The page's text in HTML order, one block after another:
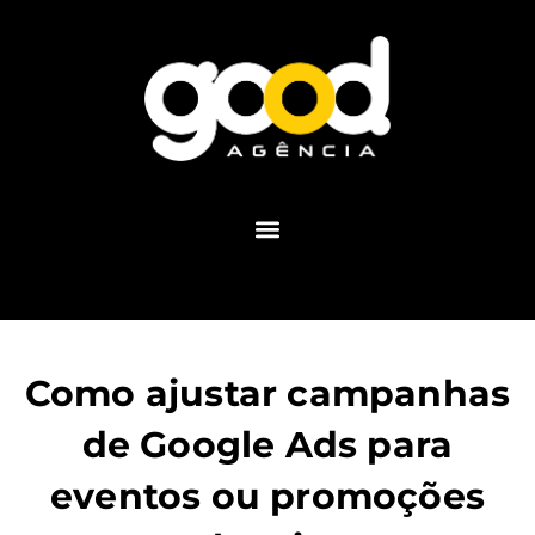
Como ajustar campanhas
de Google Ads para
eventos ou promoções